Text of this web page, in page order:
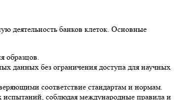
деятельность банков клеток. Основные
образцов.
данных без ограничения доступа для научных
соответствие стандартам и нормам.
испытаний, соблюдая международные правила и